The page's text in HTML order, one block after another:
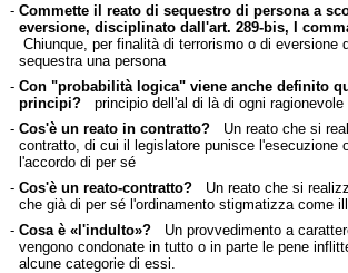
- Commette il reato di sequestro di persona a
eversione, disciplinato dall'art. 289-bis, I
Chiunque, per finalità di terrorismo o di eversione
sequestra una persona
- Con "probabilità logica" viene anche definito
principi?principio dell'al di là di ogni ragionevole
- Cos'è un reato in contratto?Un reato che si
contratto, di cui il legislatore punisce l'esecuzione
l'accordo di per sé
- Cos'è un reato-contratto?Un reato che si
che già di per sé l'ordinamento stigmatizza come
- Cosa è «l'indulto»?Un provvedimento a
vengono condonate in tutto o in parte le pene
alcune categorie di essi.